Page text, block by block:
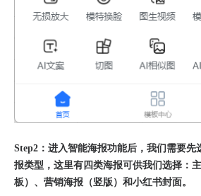
Step2：进入智能海报功能后，我们需要先
报类型，这里有四类海报可供我们选择：
板）、营销海报（竖版）和小红书封面。